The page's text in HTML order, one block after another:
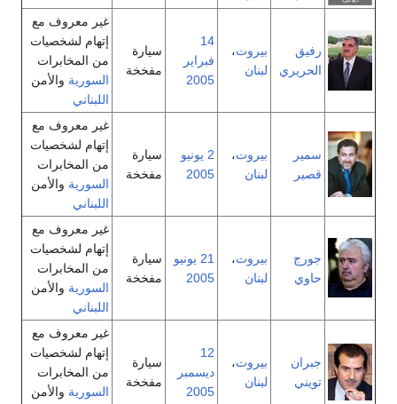
رفيق
الحريري
بيروت،
لبنان
14
فبراير
2005
سيارة
مفخخة
غير معروف مع
إتهام لشخصيات
من المخابرات
السورية والأمن
اللبناني
سمير
قصير
بيروت،
لبنان
2 يونيو
2005
سيارة
مفخخة
غير معروف مع
إتهام لشخصيات
من المخابرات
السورية والأمن
اللبناني
جورج
حاوي
بيروت،
لبنان
21 يونيو
2005
سيارة
مفخخة
غير معروف مع
إتهام لشخصيات
من المخابرات
السورية والأمن
اللبناني
جبران
تويني
بيروت،
لبنان
12
ديسمبر
2005
سيارة
مفخخة
غير معروف مع
إتهام لشخصيات
من المخابرات
السورية والأمن